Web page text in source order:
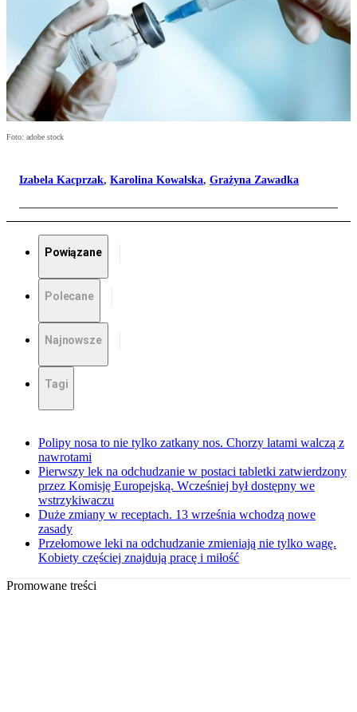
Foto: adobe stock
Izabela Kacprzak, Karolina Kowalska, Grażyna Zawadka
Powiązane
Polecane
Najnowsze
Tagi
Polipy nosa to nie tylko zatkany nos. Chorzy latami walczą z
nawrotami
Pierwszy lek na odchudzanie w postaci tabletki zatwierdzony
przez Komisję Europejską. Wcześniej był dostępny we
wstrzykiwaczu
Duże zmiany w receptach. 13 września wchodzą nowe
zasady
Przełomowe leki na odchudzanie zmieniają nie tylko wagę.
Kobiety częściej znajdują pracę i miłość
Promowane treści